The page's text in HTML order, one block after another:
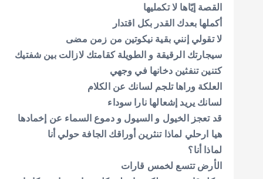
القصة إيّاها لا تكمليها
أكملها بعدك القدر بكل اقتدار
لا تقولي إنني بقية نيكوتين من زمن مضى
سيجارتك الرقيقة و الطويلة كقامتك لازالت بين شفتيك
كتنين تنفثين دخانها في وجهي
العلكة وراها تلجم لسانك عن الكلام
لسانك يريد إشعالها نارا سوداء
قد تعجز الخيول و السيول و دموع السماء عن إخمادها
هيا ارحلي لماذا تنثرين أوراقك الجافة حولي أنا
لماذا أنا؟
الأرض تتسع لخمس قارات